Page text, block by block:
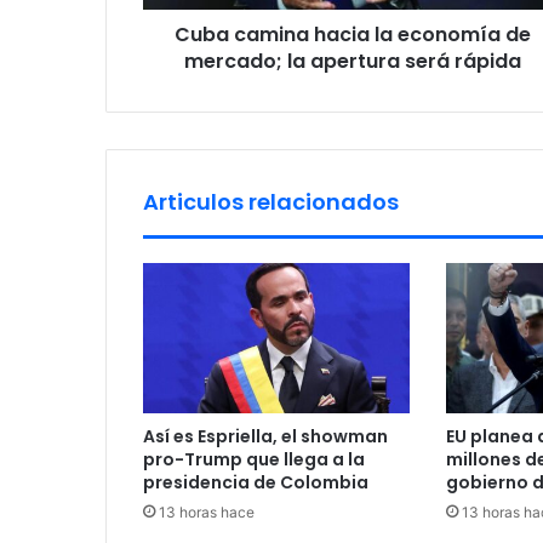
r
n
c
a
e
c
a
d
e
m
e
Cuba camina hacia la economía de
mercado; la apertura será rápida
Articulos relacionados
Así es Espriella, el showman
pro-Trump que llega a la
presidencia de Colombia
13 horas hace
EU
millones
gobierno
13 horas